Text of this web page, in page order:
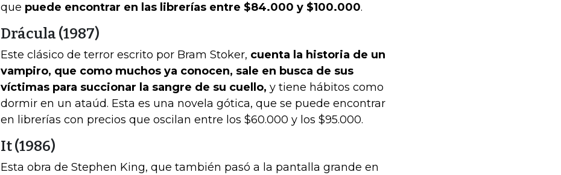
que puede encontrar en las librerías entre $84.000 y $100.000.
Drácula (1987)
Este clásico de terror escrito por Bram Stoker, cuenta la historia de un
vampiro, que como muchos ya conocen, sale en busca de sus
víctimas para succionar la sangre de su cuello, y tiene hábitos como
dormir en un ataúd. Esta es una novela gótica, que se puede encontrar
en librerías con precios que oscilan entre los $60.000 y los $95.000.
It (1986)
Esta obra de Stephen King, que también pasó a la pantalla grande en